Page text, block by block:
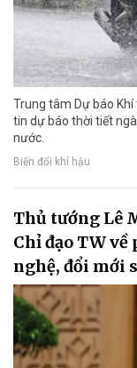
Trung tâm Dự báo
tin dự báo thời tiết
nước.
Biến đổi khí hậu
Thủ tướng Lê
Chỉ đạo TW
nghệ, đổi mới